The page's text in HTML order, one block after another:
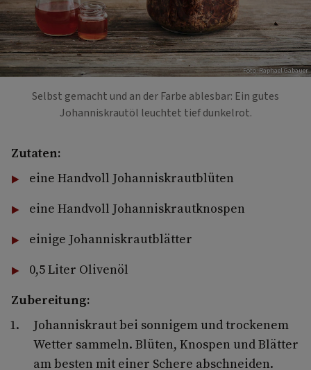
Foto: Raphael Gabauer
Selbst gemacht und an der Farbe ablesbar: Ein gutes
Johanniskrautöl leuchtet tief dunkelrot.
Zutaten:
eine Handvoll Johanniskrautblüten
eine Handvoll Johanniskrautknospen
einige Johanniskrautblätter
0,5 Liter Olivenöl
Zubereitung:
Johanniskraut bei sonnigem und trockenem
Wetter sammeln. Blüten, Knospen und Blätter
am besten mit einer Schere abschneiden.